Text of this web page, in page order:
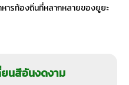
หารท้องถิ่นที่หลากหลายของยูยะ
ยนสีอันงดงาม